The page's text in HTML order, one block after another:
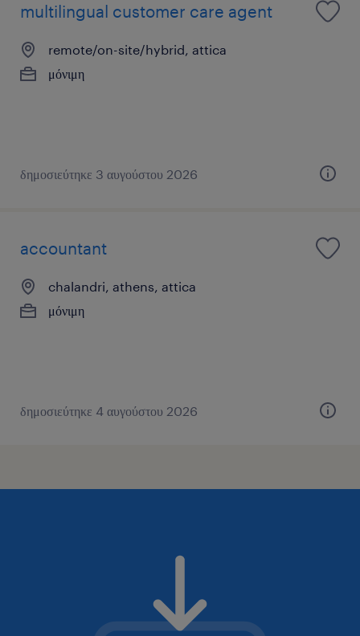
multilingual customer care agent
remote/on-site/hybrid, attica
μόνιμη
δημοσιεύτηκε 3 αυγούστου 2026
accountant
chalandri, athens, attica
μόνιμη
δημοσιεύτηκε 4 αυγούστου 2026